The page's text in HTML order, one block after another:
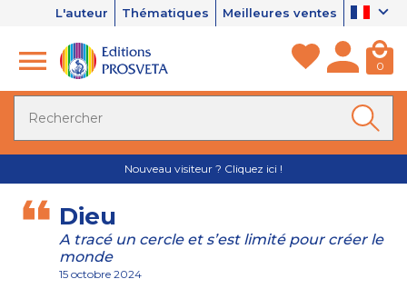
L'auteur Thématiques Meilleures ventes
0
Nouveau visiteur ? Cliquez ici !
Dieu
A tracé un cercle et s’est limité pour créer le
monde
15 octobre 2024